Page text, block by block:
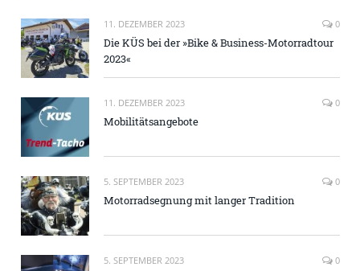
11. DEZEMBER 2023 0
Die KÜS bei der »Bike & Business-Motorradtour
2023«
11. DEZEMBER 2023 0
Mobilitätsangebote
5. SEPTEMBER 2023 0
Motorradsegnung mit langer Tradition
5. SEPTEMBER 2023 0